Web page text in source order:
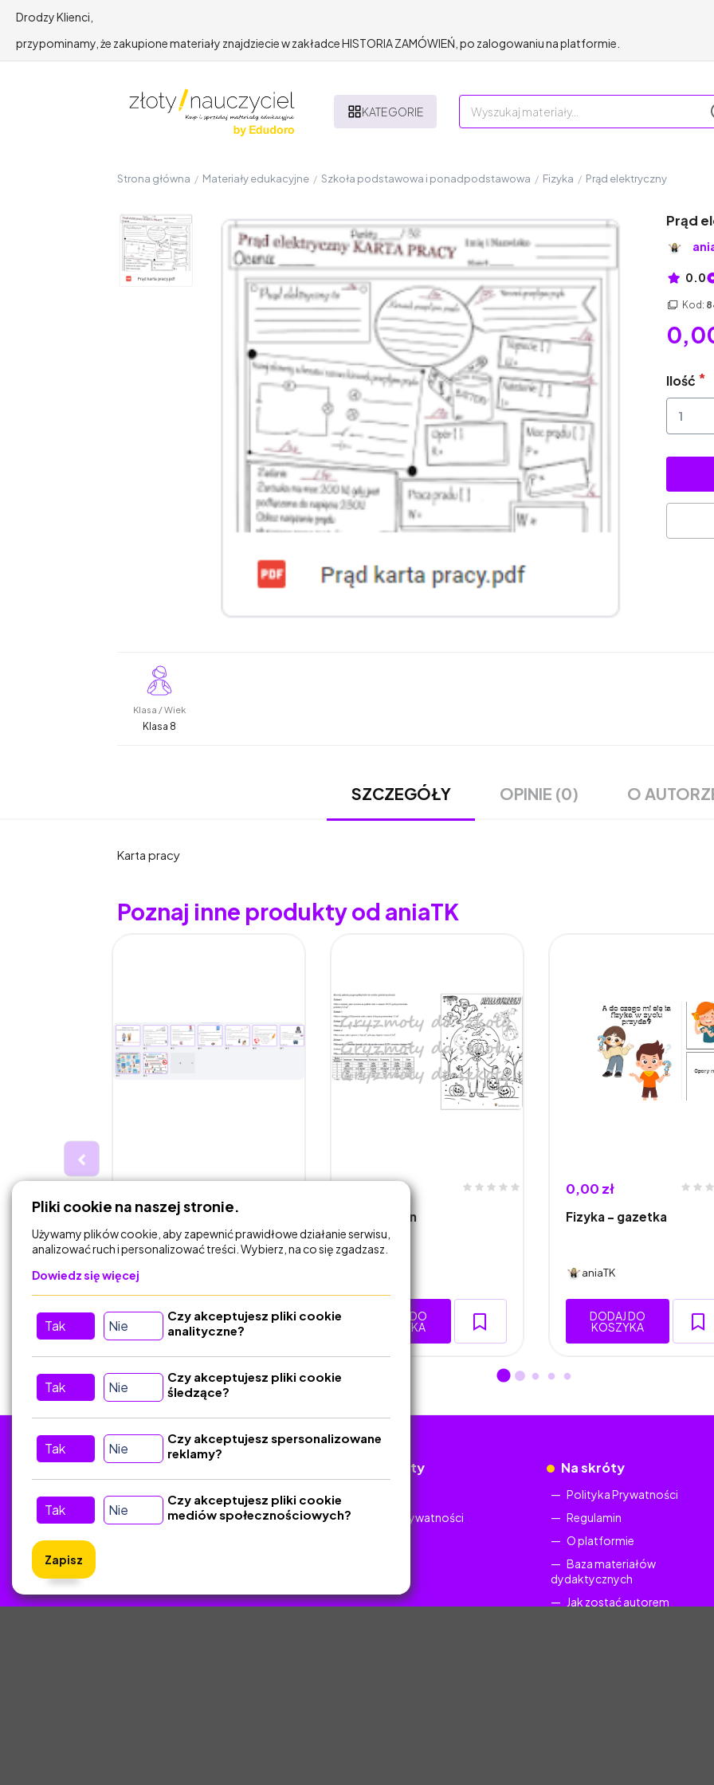
Drodzy Klienci,
przypominamy, że zakupione materiały znajdziecie w zakładce HISTORIA ZAMÓWIEŃ, po zalogowaniu na platformie.
KATEGORIE
Strona główna / Materiały edukacyjne / Szkoła podstawowa i ponadpodstawowa / Fizyka / Prąd elektryczny
Prąd
0.0
Kod:
Ilość
Klasa / Wiek
Klasa 8
SZCZEGÓŁY OPINIE (0) O
Karta pracy
Poznaj inne produkty od aniaTK
Bezpieczne Ferie
Zimowe
DODAJ DO
KOSZYKA
Hallofizeen
DODAJ DO
KOSZYKA
0,00 zł
Fizyka - gazetka
aniaTK
DODAJ DO
KOSZYKA
Tu nas znajdziesz
Kontakt
Śledź nas w Social Media
Dokumenty
Polityka Prywatności
Na skróty
Polityka Prywatności
Regulamin
O platformie
Baza materiałów
dydaktycznych
Jak zostać autorem
Pliki cookie na naszej stronie.
Używamy plików cookie, aby zapewnić prawidłowe działanie serwisu,
analizować ruch i personalizować treści. Wybierz, na co się zgadzasz.
Dowiedz się więcej
Tak Nie
Czy akceptujesz pliki cookie
analityczne?
Tak Nie
Czy akceptujesz pliki cookie
śledzące?
Tak Nie
Czy akceptujesz spersonalizowane
reklamy?
Tak Nie
Czy akceptujesz pliki cookie
mediów społecznościowych?
Zapisz